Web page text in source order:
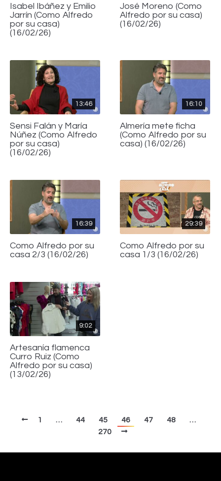
Isabel Ibáñez y Emilio
Jarrín (Como Alfredo
por su casa)
(16/02/26)
José Moreno (Como
Alfredo por su casa)
(16/02/26)
13:46
Sensi Falán y María
Núñez (Como Alfredo
por su casa)
(16/02/26)
16:10
Almería mete ficha
(Como Alfredo por su
casa) (16/02/26)
16:39
Como Alfredo por su
casa 2/3 (16/02/26)
29:39
Como Alfredo por su
casa 1/3 (16/02/26)
9:02
Artesanía flamenca
Curro Ruiz (Como
Alfredo por su casa)
(13/02/26)
1 … 44 45 46 47 48
…
270